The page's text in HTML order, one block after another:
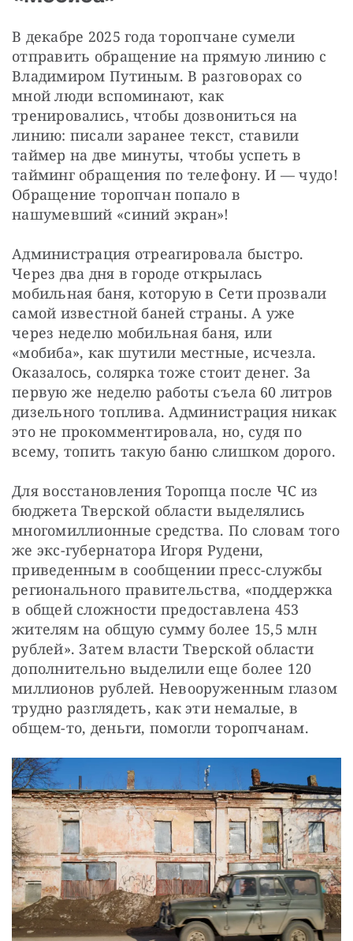
В декабре 2025 года торопчане сумели
отправить обращение на прямую линию с
Владимиром Путиным. В разговорах со
мной люди вспоминают, как
тренировались, чтобы дозвониться на
линию: писали заранее текст, ставили
таймер на две минуты, чтобы успеть в
тайминг обращения по телефону. И — чудо!
Обращение торопчан попало в
нашумевший «синий экран»!
Администрация отреагировала быстро.
Через два дня в городе открылась
мобильная баня, которую в Сети прозвали
самой известной баней страны. А уже
через неделю мобильная баня, или
«мобиба», как шутили местные, исчезла.
Оказалось, солярка тоже стоит денег. За
первую же неделю работы съела 60 литров
дизельного топлива. Администрация никак
это не прокомментировала, но, судя по
всему, топить такую баню слишком дорого.
Для восстановления Торопца после ЧС из
бюджета Тверской области выделялись
многомиллионные средства. По словам того
же экс-губернатора Игоря Рудени,
приведенным в сообщении пресс-службы
регионального правительства, «поддержка
в общей сложности предоставлена 453
жителям на общую сумму более 15,5 млн
рублей». Затем власти Тверской области
дополнительно выделили еще более 120
миллионов рублей. Невооруженным глазом
трудно разглядеть, как эти немалые, в
общем-то, деньги, помогли торопчанам.